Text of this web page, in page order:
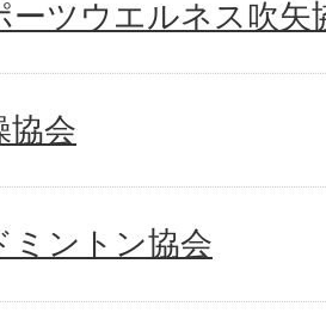
ーツウエルネス吹矢
協会
ミントン協会